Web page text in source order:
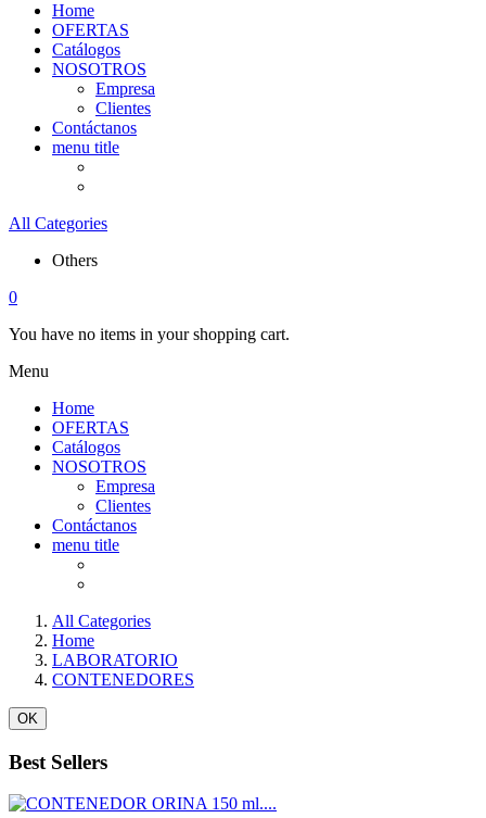
Home
OFERTAS
Catálogos
NOSOTROS
Empresa
Clientes
Contáctanos
menu title
All Categories
Others
0
You have no items in your shopping cart.
Menu
Home
OFERTAS
Catálogos
NOSOTROS
Empresa
Clientes
Contáctanos
menu title
All Categories
Home
LABORATORIO
CONTENEDORES
OK
Best Sellers